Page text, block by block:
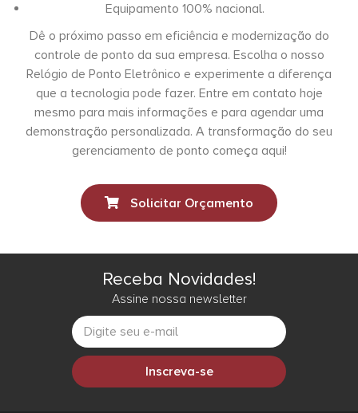
Equipamento 100% nacional.
Dê o próximo passo em eficiência e modernização do
controle de ponto da sua empresa. Escolha o nosso
Relógio de Ponto Eletrônico e experimente a diferença
que a tecnologia pode fazer. Entre em contato hoje
mesmo para mais informações e para agendar uma
demonstração personalizada. A transformação do seu
gerenciamento de ponto começa aqui!
Solicitar Orçamento
Receba Novidades!
Assine nossa newsletter
Inscreva-se